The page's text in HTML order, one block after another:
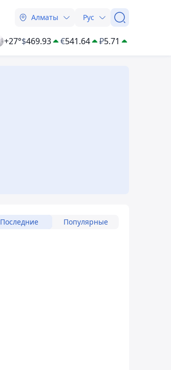
Алматы Рус
+27°$469.93 €541.64 ₽5.71
Последние Популярные